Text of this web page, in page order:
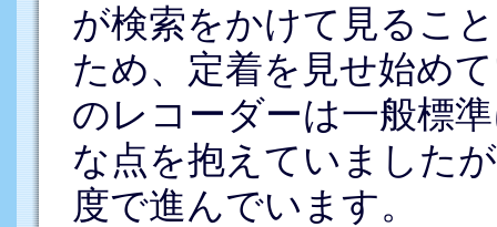
が検索をかけて見るこ
ため、定着を見せ始め
のレコーダーは一般標
な点を抱えていました
度で進んでいます。